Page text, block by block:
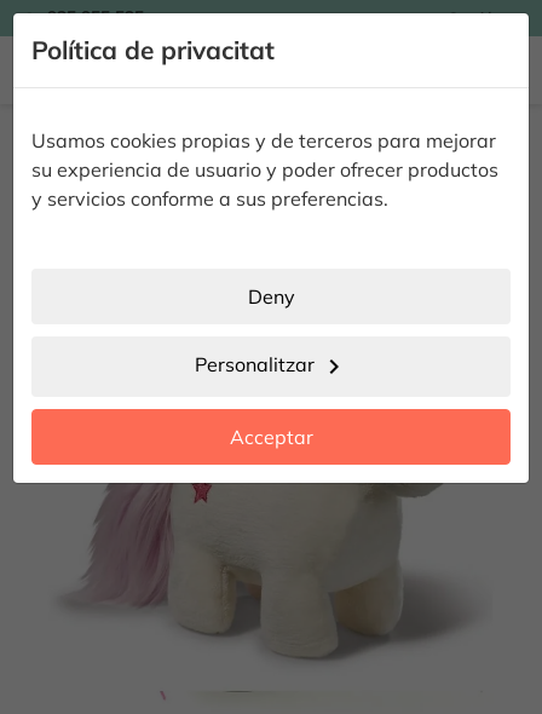
Política de privacitat
Usamos cookies propias y de terceros para mejorar
su experiencia de usuario y poder ofrecer productos
y servicios conforme a sus preferencias.
Deny
Personalitzar chevron_right
Acceptar
935 955 525 Catalán
Unicorn